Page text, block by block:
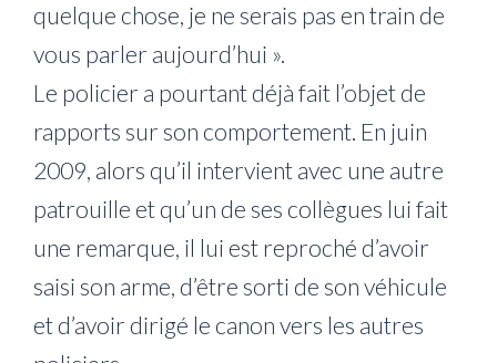
quelque chose, je ne serais pas en train de
vous parler aujourd’hui ».
Le policier a pourtant déjà fait l’objet de
rapports sur son comportement. En juin
2009, alors qu’il intervient avec une autre
patrouille et qu’un de ses collègues lui fait
une remarque, il lui est reproché d’avoir
saisi son arme, d’être sorti de son véhicule
et d’avoir dirigé le canon vers les autres